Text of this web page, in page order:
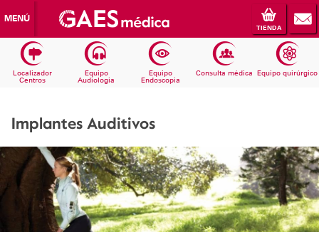
MENÚ
TIENDA
Localizador
Centros
Equipo
Audiologia
Equipo
Endoscopia
Consulta médica Equipo quirúrgico
Implantes Auditivos